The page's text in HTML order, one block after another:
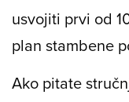
usvojiti prvi od
plan stambene
Ako pitate